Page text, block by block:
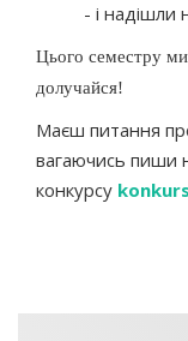
- і надішли
Цього семестру
долучайся!
Маєш питання
вагаючись пиши
конкурсу